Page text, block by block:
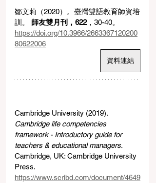
鄒文莉（2020）。臺灣雙語教育師資培
訓。 師友雙月刊，622，30-40。
https://doi.org/10.3966/2663367120200
80622006
資料連結
Cambridge University (2019).
Cambridge life competencies
framework - Introductory guide for
teachers & educational managers.
Cambridge, UK: Cambridge University
Press.
https://www.scribd.com/document/4649